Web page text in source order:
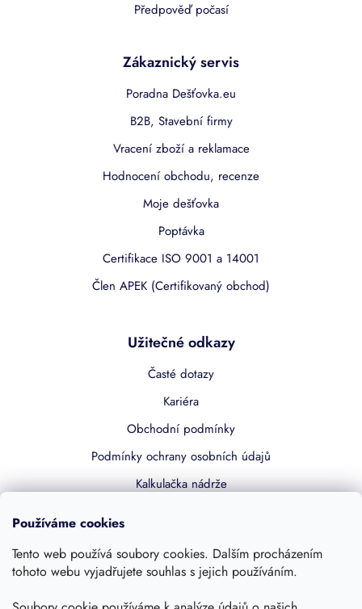
Používáme cookies
Tento web používá soubory cookies. Dalším procházením
tohoto webu vyjadřujete souhlas s jejich používáním.
Předpověď počasí
Zákaznický servis
Poradna Dešťovka.eu
B2B, Stavební firmy
Vracení zboží a reklamace
Hodnocení obchodu, recenze
Moje dešťovka
Poptávka
Certifikace ISO 9001 a 14001
Člen APEK (Certifikovaný obchod)
Užitečné odkazy
Časté dotazy
Kariéra
Obchodní podmínky
Podmínky ochrany osobních údajů
Kalkulačka nádrže
Kontakty